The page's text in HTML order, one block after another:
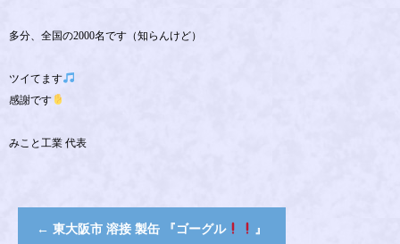
多分、全国の2000名です（知らんけど）
ツイてます
感謝です
みこと工業 代表
← 東大阪市 溶接 製缶 『ゴーグル 』